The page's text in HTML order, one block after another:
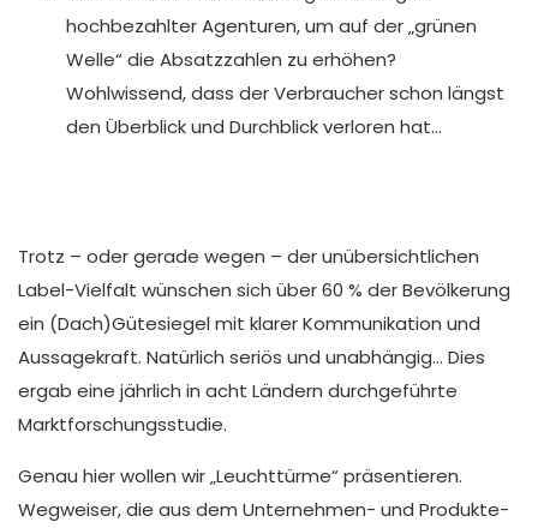
hochbezahlter Agenturen, um auf der „grünen
Welle“ die Absatzzahlen zu erhöhen?
Wohlwissend, dass der Verbraucher schon längst
den Überblick und Durchblick verloren hat…
Trotz – oder gerade wegen – der unübersichtlichen
Label-Vielfalt wünschen sich über 60 % der Bevölkerung
ein (Dach)Gütesiegel mit klarer Kommunikation und
Aussagekraft. Natürlich seriös und unabhängig… Dies
ergab eine jährlich in acht Ländern durchgeführte
Marktforschungsstudie.
Genau hier wollen wir „Leuchttürme“ präsentieren.
Wegweiser, die aus dem Unternehmen- und Produkte-